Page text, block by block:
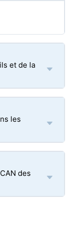
et de la
les
des